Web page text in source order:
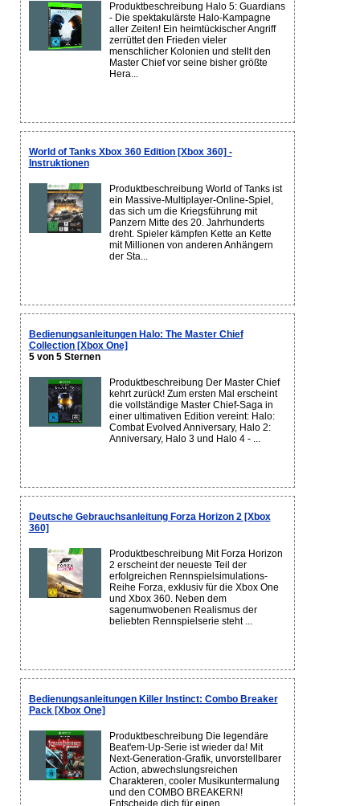
Produktbeschreibung Halo 5: Guardians
- Die spektakulärste Halo-Kampagne
aller Zeiten! Ein heimtückischer Angriff
zerrüttet den Frieden vieler
menschlicher Kolonien und stellt den
Master Chief vor seine bisher größte
Hera...
World of Tanks Xbox 360 Edition [Xbox 360] -
Instruktionen
Produktbeschreibung World of Tanks ist
ein Massive-Multiplayer-Online-Spiel,
das sich um die Kriegsführung mit
Panzern Mitte des 20. Jahrhunderts
dreht. Spieler kämpfen Kette an Kette
mit Millionen von anderen Anhängern
der Sta...
Bedienungsanleitungen Halo: The Master Chief
Collection [Xbox One]
5 von 5 Sternen
Produktbeschreibung Der Master Chief
kehrt zurück! Zum ersten Mal erscheint
die vollständige Master Chief-Saga in
einer ultimativen Edition vereint: Halo:
Combat Evolved Anniversary, Halo 2:
Anniversary, Halo 3 und Halo 4 - ...
Deutsche Gebrauchsanleitung Forza Horizon 2 [Xbox
360]
Produktbeschreibung Mit Forza Horizon
2 erscheint der neueste Teil der
erfolgreichen Rennspielsimulations-
Reihe Forza, exklusiv für die Xbox One
und Xbox 360. Neben dem
sagenumwobenen Realismus der
beliebten Rennspielserie steht ...
Bedienungsanleitungen Killer Instinct: Combo Breaker
Pack [Xbox One]
Produktbeschreibung Die legendäre
Beat'em-Up-Serie ist wieder da! Mit
Next-Generation-Grafik, unvorstellbarer
Action, abwechslungsreichen
Charakteren, cooler Musikuntermalung
und den COMBO BREAKERN!
Entscheide dich für einen...